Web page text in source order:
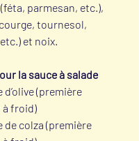
parmesan, etc.),
tournesol,
et noix.
la sauce à salade
d’olive (première
à froid)
de colza (première